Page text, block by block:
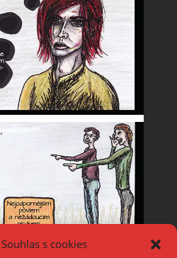
s cookies